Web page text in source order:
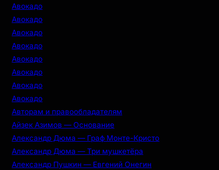
Авокадо
Авокадо
Авокадо
Авокадо
Авокадо
Авокадо
Авокадо
Авокадо
Авторам и правообладателям
Айзек Азимов — Основание
Александр Дюма — Граф Монте-Кристо
Александр Дюма — Три мушкетёра
Александр Пушкин — Евгений Онегин